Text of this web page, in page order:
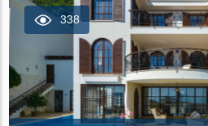
338